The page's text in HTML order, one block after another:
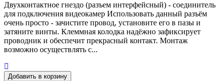
Двухконтактное гнездо (разъем интерфейсный) - соединитель
для подключения видеокамер Использовать данный разъём
очень просто - зачистите провод, установите его в пазы и
затяните винты. Клеммная колодка надёжно зафиксирует
проводник и обеспечит прекрасный контакт. Монтаж
возможно осуществлять с...